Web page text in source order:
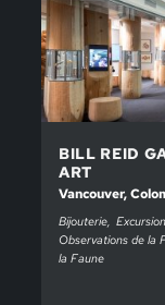
BILL REID
ART
Vancouver,
Bijouterie
Observations de la
la Faune